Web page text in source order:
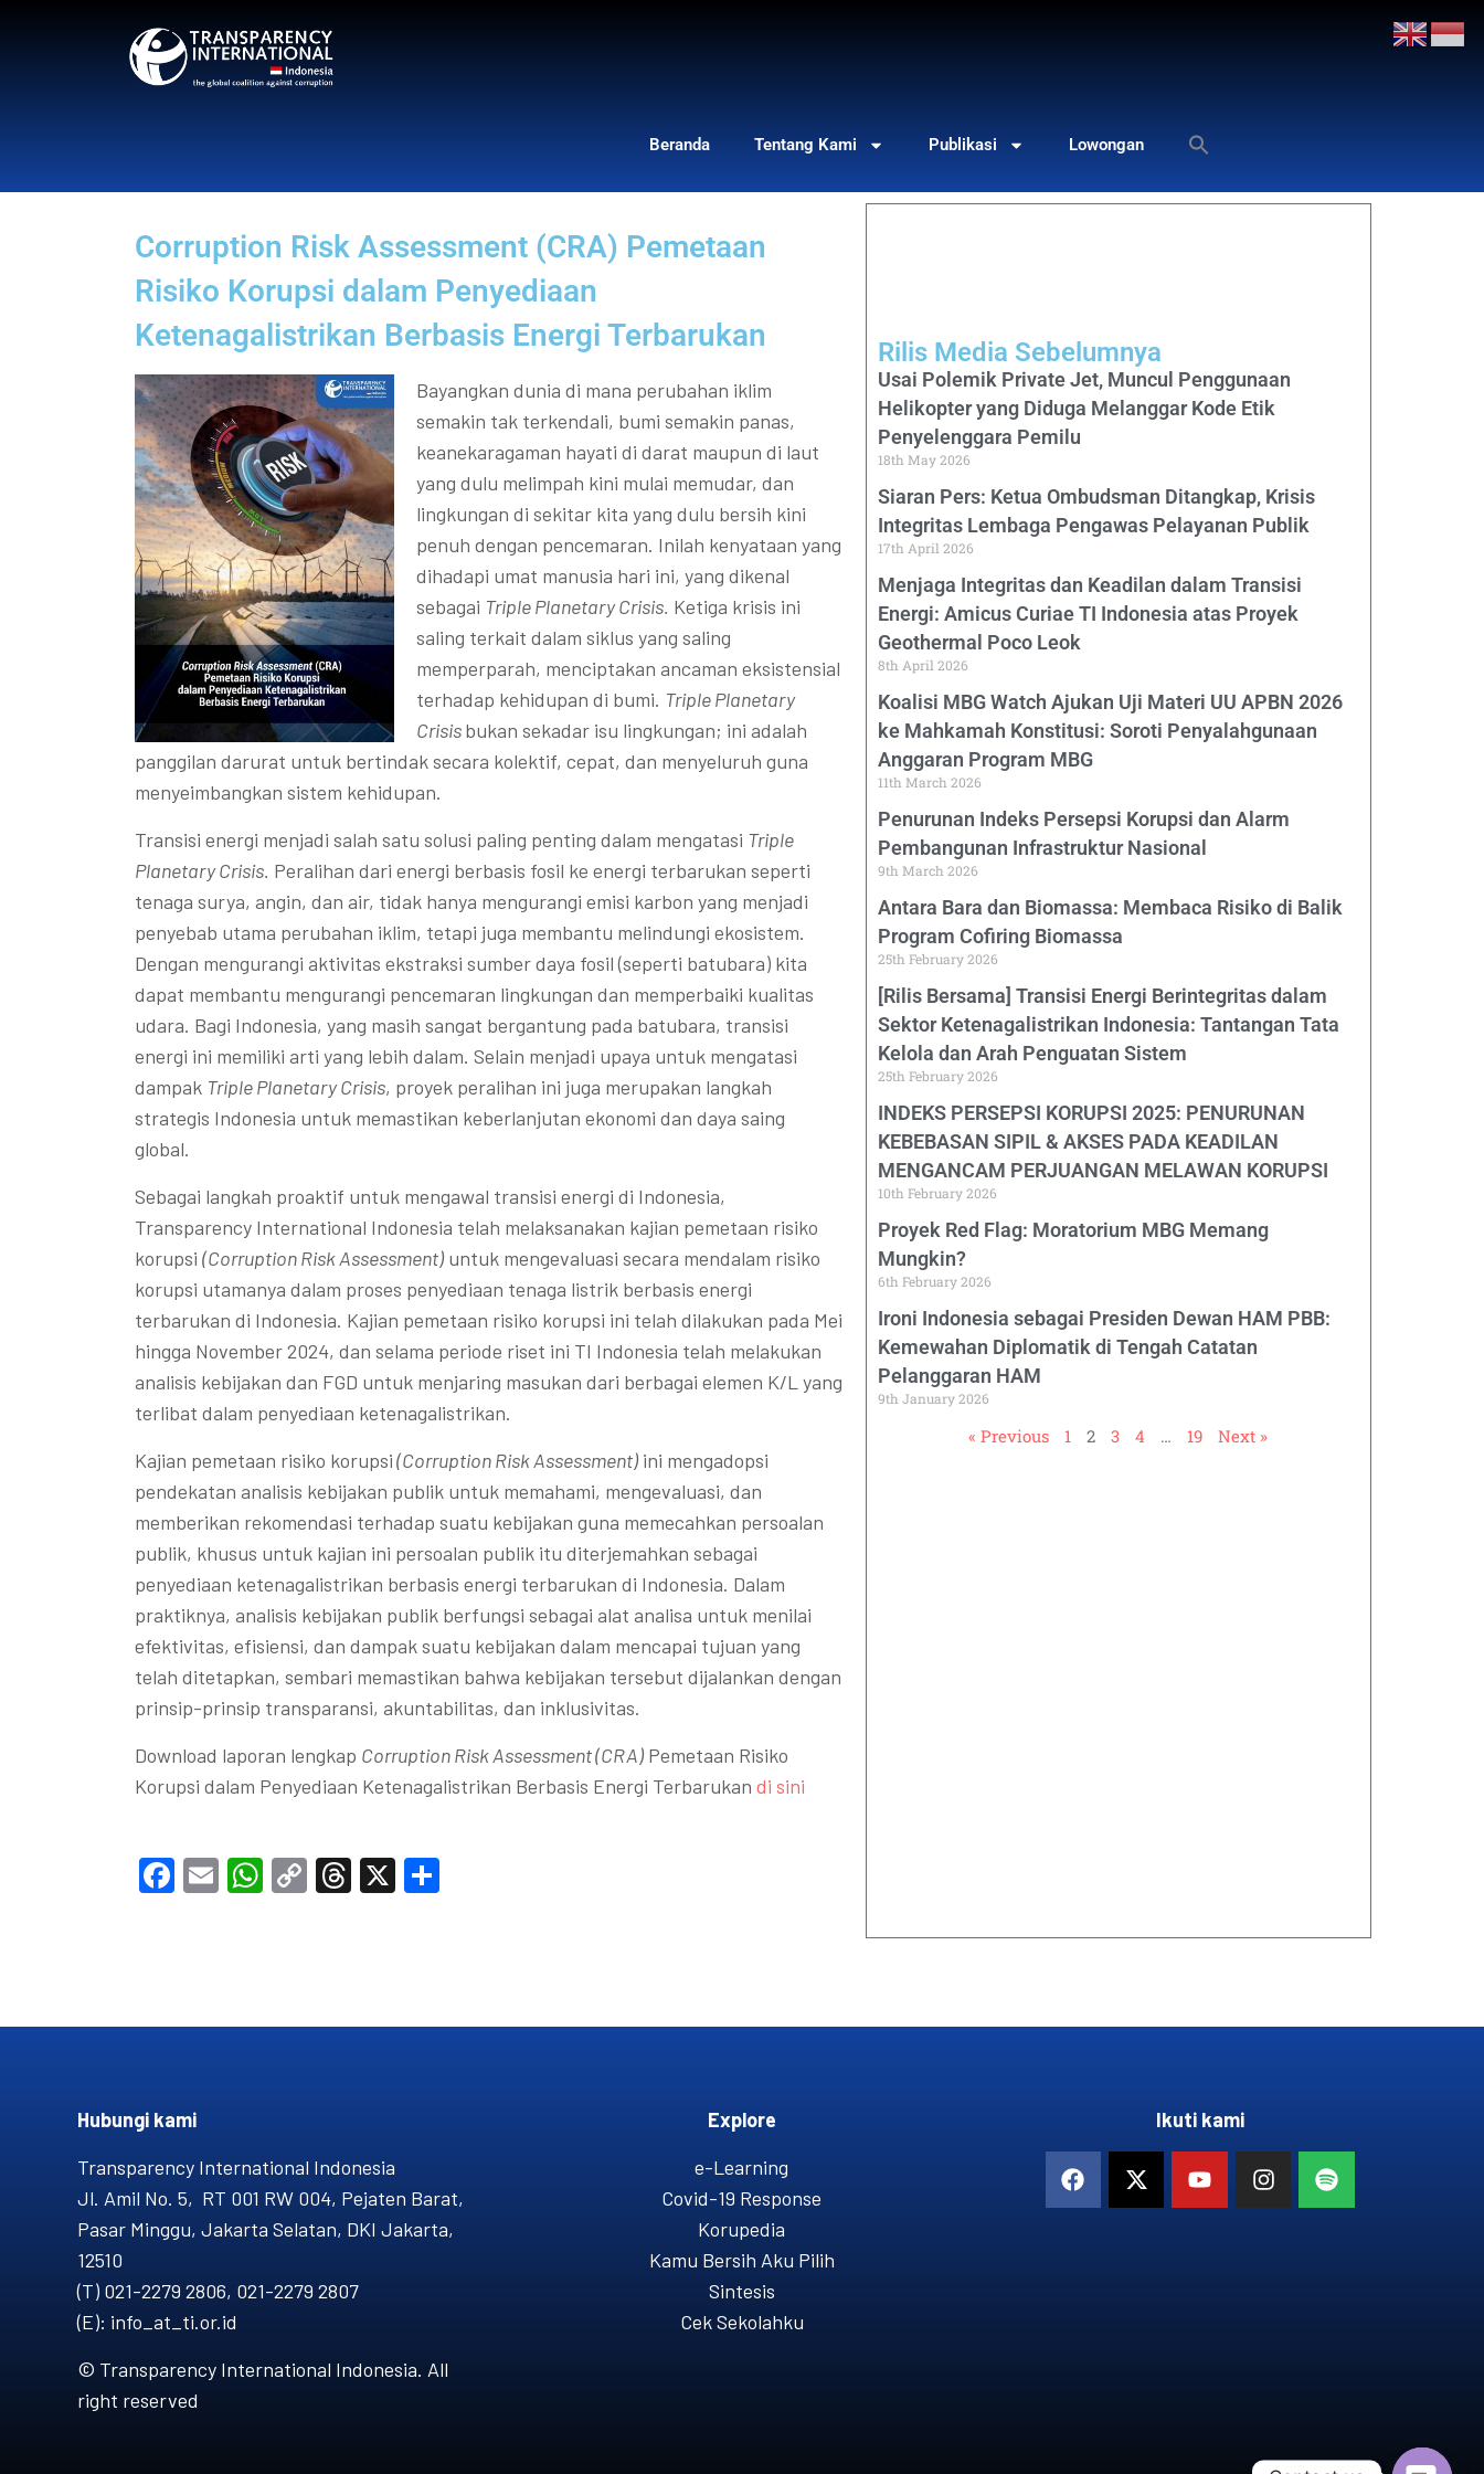
Beranda Tentang Kami Publikasi Lowongan
Corruption Risk Assessment (CRA) Pemetaan
Risiko Korupsi dalam Penyediaan
Ketenagalistrikan Berbasis Energi Terbarukan
Bayangkan dunia di mana perubahan iklim
semakin tak terkendali, bumi semakin panas,
keanekaragaman hayati di darat maupun di laut
yang dulu melimpah kini mulai memudar, dan
lingkungan di sekitar kita yang dulu bersih kini
penuh dengan pencemaran. Inilah kenyataan yang
dihadapi umat manusia hari ini, yang dikenal
sebagai Triple Planetary Crisis. Ketiga krisis ini
saling terkait dalam siklus yang saling
memperparah, menciptakan ancaman eksistensial
terhadap kehidupan di bumi. Triple Planetary
Crisisbukan sekadar isu lingkungan; ini adalah
panggilan darurat untuk bertindak secara kolektif, cepat, dan menyeluruh guna
menyeimbangkan sistem kehidupan.
Transisi energi menjadi salah satu solusi paling penting dalam mengatasi Triple
Planetary Crisis. Peralihan dari energi berbasis fosil ke energi terbarukan seperti
tenaga surya, angin, dan air, tidak hanya mengurangi emisi karbon yang menjadi
penyebab utama perubahan iklim, tetapi juga membantu melindungi ekosistem.
Dengan mengurangi aktivitas ekstraksi sumber daya fosil (seperti batubara) kita
dapat membantu mengurangi pencemaran lingkungan dan memperbaiki kualitas
udara. Bagi Indonesia, yang masih sangat bergantung pada batubara, transisi
energi ini memiliki arti yang lebih dalam. Selain menjadi upaya untuk mengatasi
dampak Triple Planetary Crisis, proyek peralihan ini juga merupakan langkah
strategis Indonesia untuk memastikan keberlanjutan ekonomi dan daya saing
global.
Sebagai langkah proaktif untuk mengawal transisi energi di Indonesia,
Transparency International Indonesia telah melaksanakan kajian pemetaan risiko
korupsi (Corruption Risk Assessment) untuk mengevaluasi secara mendalam risiko
korupsi utamanya dalam proses penyediaan tenaga listrik berbasis energi
terbarukan di Indonesia. Kajian pemetaan risiko korupsi ini telah dilakukan pada Mei
hingga November 2024, dan selama periode riset ini TI Indonesia telah melakukan
analisis kebijakan dan FGD untuk menjaring masukan dari berbagai elemen K/L yang
terlibat dalam penyediaan ketenagalistrikan.
Kajian pemetaan risiko korupsi(Corruption Risk Assessment) ini mengadopsi
pendekatan analisis kebijakan publik untuk memahami, mengevaluasi, dan
memberikan rekomendasi terhadap suatu kebijakan guna memecahkan persoalan
publik, khusus untuk kajian ini persoalan publik itu diterjemahkan sebagai
penyediaan ketenagalistrikan berbasis energi terbarukan di Indonesia. Dalam
praktiknya, analisis kebijakan publik berfungsi sebagai alat analisa untuk menilai
efektivitas, efisiensi, dan dampak suatu kebijakan dalam mencapai tujuan yang
telah ditetapkan, sembari memastikan bahwa kebijakan tersebut dijalankan dengan
prinsip-prinsip transparansi, akuntabilitas, dan inklusivitas.
Download laporan lengkap Corruption Risk Assessment (CRA) Pemetaan Risiko
Korupsi dalam Penyediaan Ketenagalistrikan Berbasis Energi Terbarukan di sini
Facebook
EmailWhatsApp
CopyThreads
X
Rilis Media Sebelumnya
Usai Polemik Private Jet, Muncul Penggunaan
Helikopter yang Diduga Melanggar Kode Etik
Penyelenggara Pemilu
18th May 2026
Siaran Pers: Ketua Ombudsman Ditangkap, Krisis
Integritas Lembaga Pengawas Pelayanan Publik
17th April 2026
Menjaga Integritas dan Keadilan dalam Transisi
Energi: Amicus Curiae TI Indonesia atas Proyek
Geothermal Poco Leok
8th April 2026
Koalisi MBG Watch Ajukan Uji Materi UU APBN 2026
ke Mahkamah Konstitusi: Soroti Penyalahgunaan
Anggaran Program MBG
11th March 2026
Penurunan Indeks Persepsi Korupsi dan Alarm
Pembangunan Infrastruktur Nasional
9th March 2026
Antara Bara dan Biomassa: Membaca Risiko di Balik
Program Cofiring Biomassa
25th February 2026
[Rilis Bersama] Transisi Energi Berintegritas dalam
Sektor Ketenagalistrikan Indonesia: Tantangan Tata
Kelola dan Arah Penguatan Sistem
25th February 2026
INDEKS PERSEPSI KORUPSI 2025: PENURUNAN
KEBEBASAN SIPIL & AKSES PADA KEADILAN
MENGANCAM PERJUANGAN MELAWAN KORUPSI
10th February 2026
Proyek Red Flag: Moratorium MBG Memang
Mungkin?
6th February 2026
Ironi Indonesia sebagai Presiden Dewan HAM PBB:
Kemewahan Diplomatik di Tengah Catatan
Pelanggaran HAM
9th January 2026
« Previous 1 2 3 4 … 19 Next »
Hubungi kami​
Transparency International Indonesia
Jl. Amil No. 5, RT 001 RW 004, Pejaten Barat,
Pasar Minggu, Jakarta Selatan, DKI Jakarta,
12510
(T) 021-2279 2806, 021-2279 2807
(E): info_at_ti.or.id
© Transparency International Indonesia. All
right reserved
Explore
e-Learning
Covid-19 Response
Korupedia
Kamu Bersih Aku Pilih
Sintesis
Cek Sekolahku
Ikuti kami